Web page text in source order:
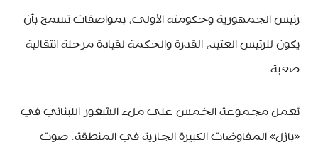
رئيس الجمهورية وحكومته الأولى، بمواصفات تسمح بأن
يكون للرئيس العتيد، القدرة والحكمة لقيادة مرحلة انتقالية
صعبة.
تعمل مجموعة الخمس على ملء الشغور اللبناني في
«بازل» المفاوضات الكبيرة الجارية في المنطقة. صوت